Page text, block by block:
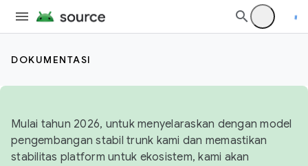
DOKUMENTASI
Mulai tahun 2026, untuk menyelaraskan dengan model
pengembangan stabil trunk kami dan memastikan
stabilitas platform untuk ekosistem, kami akan